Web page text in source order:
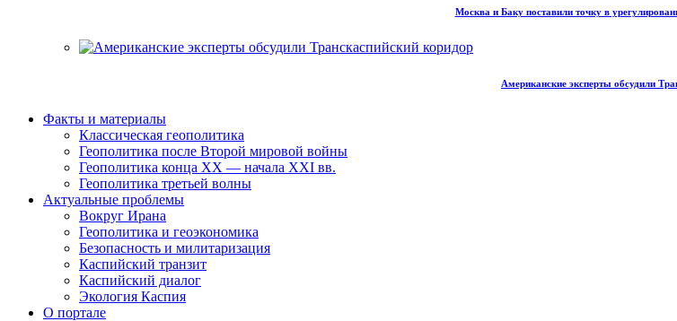
Москва и Баку поставили точку в
Американские эксперты обсудили
Факты и материалы
Классическая геополитика
Геополитика после Второй мировой войны
Геополитика конца XX — начала XXI вв.
Геополитика третьей волны
Актуальные проблемы
Вокруг Ирана
Геополитика и геоэкономика
Безопасность и милитаризация
Каспийский транзит
Каспийский диалог
Экология Каспия
О портале